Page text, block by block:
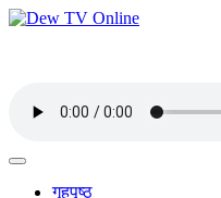
गृहपृष्ठ